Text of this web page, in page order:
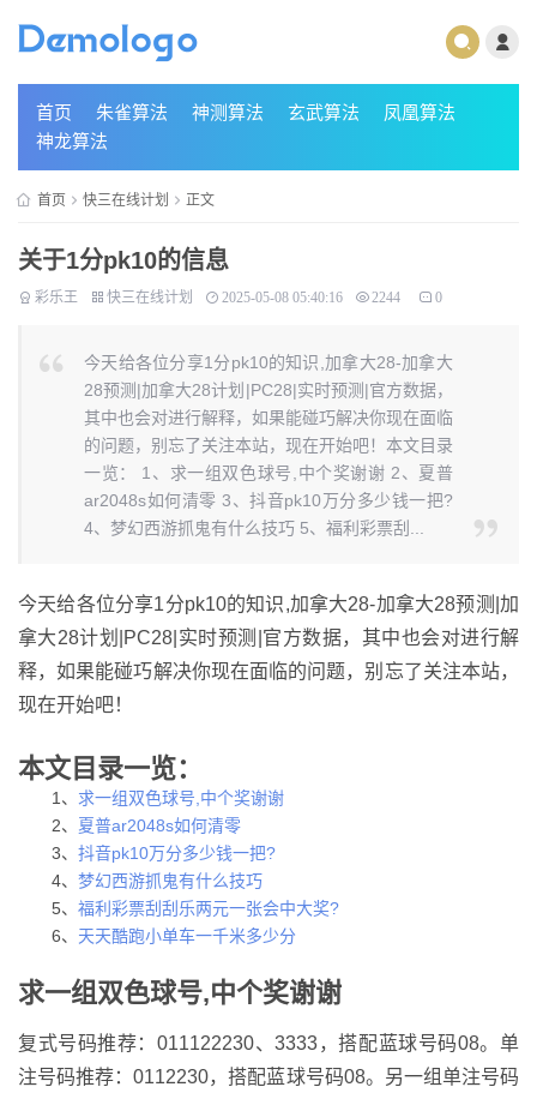
首页 朱雀算法 神测算法 玄武算法
凤凰算法
神龙算法
首页 快三在线计划 正文
关于1分pk10的信息
彩乐王 快三在线计划 2025-05-08 05:40:16 2244 0
今天给各位分享1分pk10的知识,加拿大28-加拿大
28预测|加拿大28计划|PC28|实时预测|官方数据，
其中也会对进行解释，如果能碰巧解决你现在面临
的问题，别忘了关注本站，现在开始吧！本文目录
一览： 1、求一组双色球号,中个奖谢谢 2、夏普
ar2048s如何清零 3、抖音pk10万分多少钱一把?
4、梦幻西游抓鬼有什么技巧 5、福利彩票刮...
今天给各位分享1分pk10的知识,加拿大28-加拿大28预测|加
拿大28计划|PC28|实时预测|官方数据，其中也会对进行解
释，如果能碰巧解决你现在面临的问题，别忘了关注本站，
现在开始吧！
本文目录一览：
1、 求一组双色球号,中个奖谢谢
2、 夏普ar2048s如何清零
3、 抖音pk10万分多少钱一把?
4、 梦幻西游抓鬼有什么技巧
5、 福利彩票刮刮乐两元一张会中大奖?
6、 天天酷跑小单车一千米多少分
求一组双色球号,中个奖谢谢
复式号码推荐：011122230、3333，搭配蓝球号码08。单
注号码推荐：0112230，搭配蓝球号码08。另一组单注号码